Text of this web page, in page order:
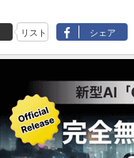
リスト シェア